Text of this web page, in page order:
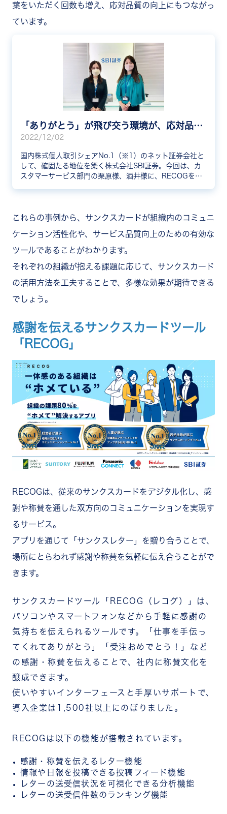
葉をいただく回数も増え、応対品質の向上にもつながっ
ています。
「ありがとう」が飛び交う環境が、応対品質や離職率によい影響を与える
2022/12/02
国内株式個人取引シェアNo.1（※1）のネット証券会社と
して、確固たる地位を築く株式会社SBI証券。今回は、カ
スタマーサービス部門の栗原様、酒井様に、RECOGを導
これらの事例から、サンクスカードが組織内のコミュニ
ケーション活性化や、サービス品質向上のための有効な
ツールであることがわかります。
それぞれの組織が抱える課題に応じて、サンクスカード
の活用方法を工夫することで、多様な効果が期待できる
でしょう。
感謝を伝えるサンクスカードツール
「RECOG」
RECOGは、従来のサンクスカードをデジタル化し、感
謝や称賛を通した双方向のコミュニケーションを実現す
るサービス。
アプリを通じて「サンクスレター」を贈り合うことで、
場所にとらわれず感謝や称賛を気軽に伝え合うことがで
きます。
サンクスカードツール「RECOG（レコグ）」は、
パソコンやスマートフォンなどから手軽に感謝の
気持ちを伝えられるツールです。「仕事を手伝っ
てくれてありがとう」「受注おめでとう！」など
の感謝・称賛を伝えることで、社内に称賛文化を
醸成できます。
使いやすいインターフェースと手厚いサポートで、
導入企業は1,500社以上にのぼりました。
RECOGは以下の機能が搭載されています。
感謝・称賛を伝えるレター機能
情報や日報を投稿できる投稿フィード機能
レターの送受信状況を可視化できる分析機能
レターの送受信件数のランキング機能